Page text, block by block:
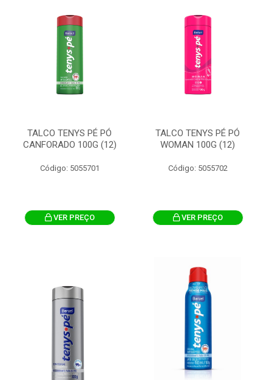
TALCO TENYS PÉ PÓ
CANFORADO 100G (12)
Código: 5055701
VER PREÇO
TALCO TENYS PÉ PÓ
WOMAN 100G (12)
Código: 5055702
VER PREÇO